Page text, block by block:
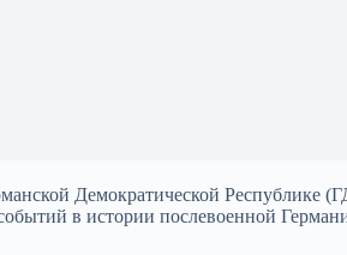
Демократической Республике
в истории послевоенной